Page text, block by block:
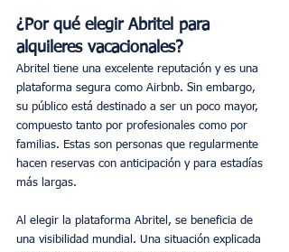
¿Por qué elegir Abritel para
alquileres vacacionales?
Abritel tiene una excelente reputación y es una
plataforma segura como Airbnb. Sin embargo,
su público está destinado a ser un poco mayor,
compuesto tanto por profesionales como por
familias. Estas son personas que regularmente
hacen reservas con anticipación y para estadías
más largas.
Al elegir la plataforma Abritel, se beneficia de
una visibilidad mundial. Una situación explicada